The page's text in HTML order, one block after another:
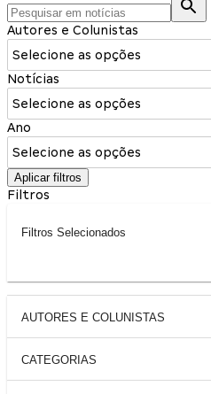
Autores e Colunistas
Selecione as opções
Notícias
Selecione as opções
Ano
Selecione as opções
Aplicar filtros
Filtros
Filtros Selecionados
AUTORES E COLUNISTAS
CATEGORIAS